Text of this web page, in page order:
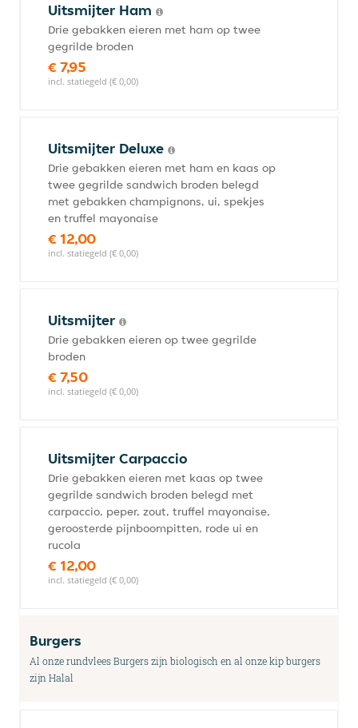
Uitsmijter Ham
Drie gebakken eieren met ham op twee
gegrilde broden
€ 7,95
incl. statiegeld (€ 0,00)
Uitsmijter Deluxe
Drie gebakken eieren met ham en kaas op
twee gegrilde sandwich broden belegd
met gebakken champignons, ui, spekjes
en truffel mayonaise
€ 12,00
incl. statiegeld (€ 0,00)
Uitsmijter
Drie gebakken eieren op twee gegrilde
broden
€ 7,50
incl. statiegeld (€ 0,00)
Uitsmijter Carpaccio
Drie gebakken eieren met kaas op twee
gegrilde sandwich broden belegd met
carpaccio, peper, zout, truffel mayonaise,
geroosterde pijnboompitten, rode ui en
rucola
€ 12,00
incl. statiegeld (€ 0,00)
Burgers
Al onze rundvlees Burgers zijn biologisch en al onze kip burgers
zijn Halal